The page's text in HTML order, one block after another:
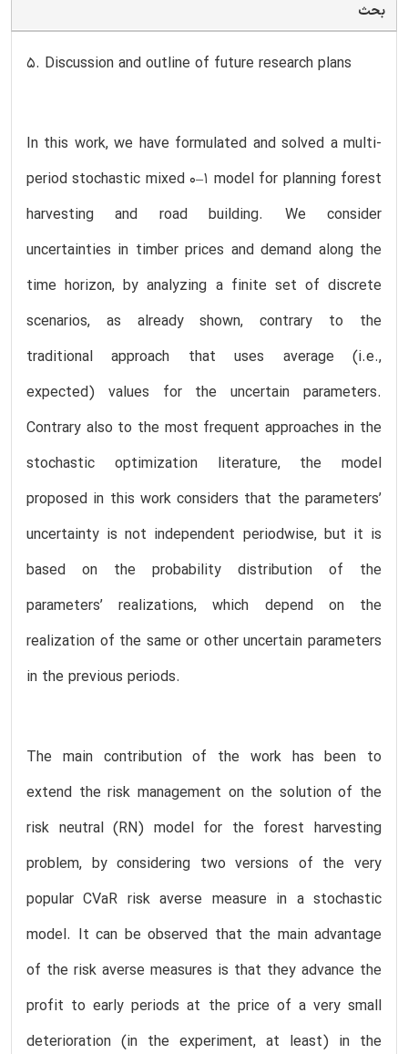
بحث
5. Discussion and outline of future research plans
In this work, we have formulated and solved a multi-
period stochastic mixed 0–1 model for planning forest
harvesting and road building. We consider
uncertainties in timber prices and demand along the
time horizon, by analyzing a finite set of discrete
scenarios, as already shown, contrary to the
traditional approach that uses average (i.e.,
expected) values for the uncertain parameters.
Contrary also to the most frequent approaches in the
stochastic optimization literature, the model
proposed in this work considers that the parameters’
uncertainty is not independent periodwise, but it is
based on the probability distribution of the
parameters’ realizations, which depend on the
realization of the same or other uncertain parameters
in the previous periods.
The main contribution of the work has been to
extend the risk management on the solution of the
risk neutral (RN) model for the forest harvesting
problem, by considering two versions of the very
popular CVaR risk averse measure in a stochastic
model. It can be observed that the main advantage
of the risk averse measures is that they advance the
profit to early periods at the price of a very small
deterioration (in the experiment, at least) in the